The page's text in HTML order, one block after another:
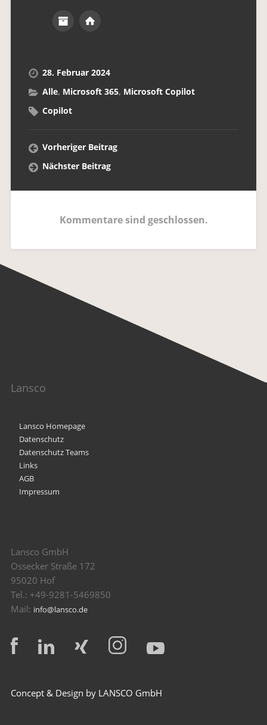
28. Februar 2024
Alle, Microsoft 365, Microsoft Copilot
Copilot
Vorheriger Beitrag
Nächster Beitrag
Kommentare sind geschlossen.
Lansco
Lansco Homepage
Datenschutz
Datenschutz Teams
Links
AGB
Impressum
Lansco GmbH
Ossecker Straße 172
95020 Hof
Tel.: +49-9281-5469850
Mail: info@lansco.de
Concept & Design by LANSCO GmbH